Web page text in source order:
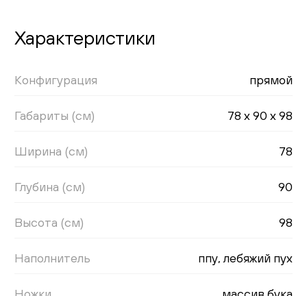
Характеристики
Конфигурация прямой
Габариты (см) 78 x 90 x 98
Ширина (см) 78
Глубина (см) 90
Высота (см) 98
Наполнитель ппу, лебяжий пух